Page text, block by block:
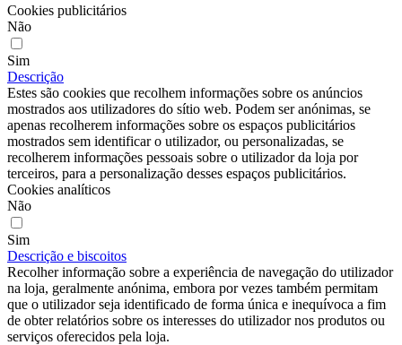
Cookies publicitários
Não
Sim
Descrição
Estes são cookies que recolhem informações sobre os anúncios
mostrados aos utilizadores do sítio web. Podem ser anónimas, se
apenas recolherem informações sobre os espaços publicitários
mostrados sem identificar o utilizador, ou personalizadas, se
recolherem informações pessoais sobre o utilizador da loja por
terceiros, para a personalização desses espaços publicitários.
Cookies analíticos
Não
Sim
Descrição e biscoitos
Recolher informação sobre a experiência de navegação do utilizador
na loja, geralmente anónima, embora por vezes também permitam
que o utilizador seja identificado de forma única e inequívoca a fim
de obter relatórios sobre os interesses do utilizador nos produtos ou
serviços oferecidos pela loja.